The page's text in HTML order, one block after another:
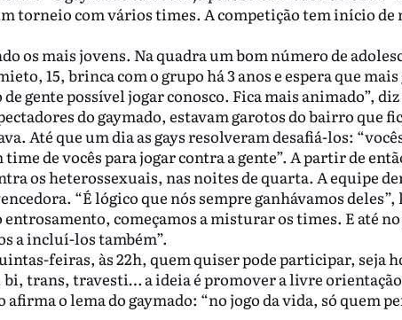
torneio com vários times. A competição tem início de
os mais jovens. Na quadra um bom número de
15, brinca com o grupo há 3 anos e espera que mais
gente possível jogar conosco. Fica mais animado”,
do gaymado, estavam garotos do bairro que
Até que um dia as gays resolveram desafiá-los:
de vocês para jogar contra a gente”. A partir de
os heterossexuais, nas noites de quarta. A equipe
“É lógico que nós sempre ganhávamos deles”,
começamos a misturar os times. E até no
a incluí-los também”.
feiras, às 22h, quem quiser pode participar, seja
trans, travesti… a ideia é promover a livre orientação
o lema do gaymado: “no jogo da vida, só quem